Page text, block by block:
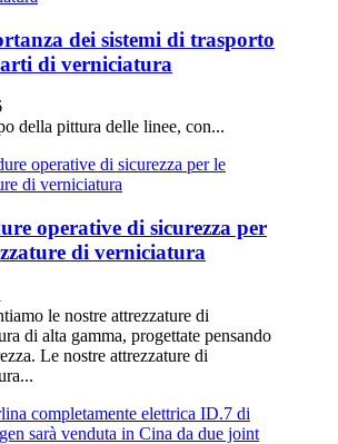
dei sistemi di trasporto
di verniciatura
della pittura delle linee, con...
operative di sicurezza per
di verniciatura
le nostre attrezzature di
di alta gamma, progettate pensando
Le nostre attrezzature di